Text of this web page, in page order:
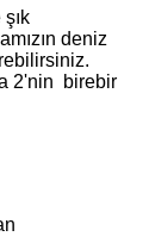
deniz
2'nin birebir